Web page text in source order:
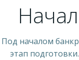
Под началом
этап